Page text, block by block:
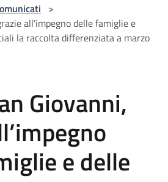
>
all’impegno delle famiglie e
la raccolta differenziata a marzo
Giovanni,
e delle